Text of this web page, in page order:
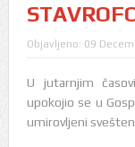
Objavljeno: 09
U jutarnjim
upokojio se u
umirovljeni